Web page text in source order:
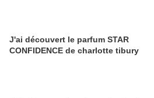
J'ai découvert le parfum STAR
CONFIDENCE de charlotte tibury